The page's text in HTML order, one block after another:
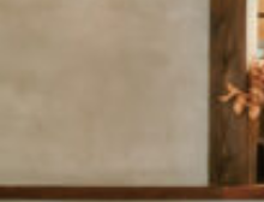
CULTURE